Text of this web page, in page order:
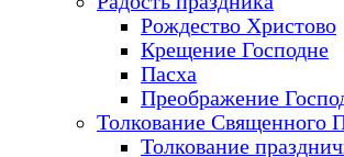
Рождество Христово
Крещение Господне
Пасха
Преображение
Толкование Священного
Толкование